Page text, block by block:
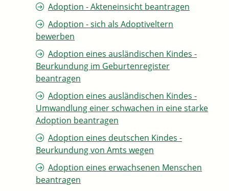
Adoption - Akteneinsicht beantragen
Adoption - sich als Adoptiveltern
bewerben
Adoption eines ausländischen Kindes -
Beurkundung im Geburtenregister
beantragen
Adoption eines ausländischen Kindes -
Umwandlung einer schwachen in eine starke
Adoption beantragen
Adoption eines deutschen Kindes -
Beurkundung von Amts wegen
Adoption eines erwachsenen Menschen
beantragen